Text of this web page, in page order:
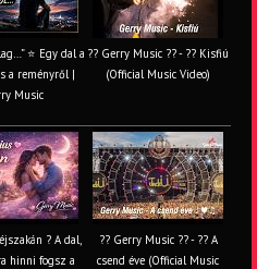
⭐ Egy dal a
a reményről |
Music
?? Gerry Music ?? - ?? Kisfiú
(Official Music Video)
? A dal,
hinni fogsz a
?? Gerry Music ?? - ?? A
csend éve (Official Music